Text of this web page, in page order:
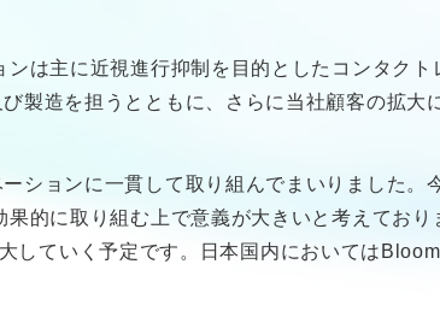
は主に近視進行抑制を目的としたコンタクト
製造を担うとともに、さらに当社顧客の拡大
ションに一貫して取り組んでまいりました。
的に取り組む上で意義が大きいと考えており
していく予定です。日本国内においては